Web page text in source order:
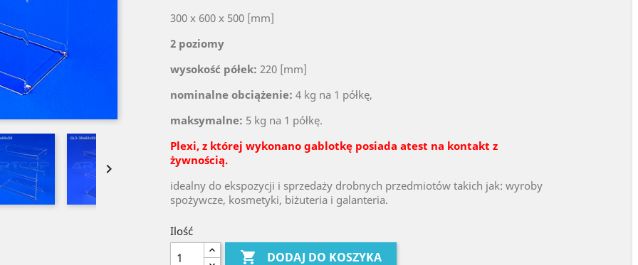

300 x 600 x 500 [mm]
2 poziomy
wysokość półek: 220 [mm]
nominalne obciążenie: 4 kg na 1 półkę,
maksymalne: 5 kg na 1 półkę.
Plexi, z której wykonano gablotkę posiada atest na kontakt z
żywnością.
idealny do ekspozycji i sprzedaży drobnych przedmiotów takich jak: wyroby
spożywcze, kosmetyki, biżuteria i galanteria.
Ilość
 DODAJ DO KOSZYKA